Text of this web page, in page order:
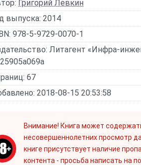
Григорий Левкин
выпуска: 2014
978-5-9729-0070-1
Литагент «Инфра-
67
2018-08-15 20:53:58
Внимание! Книга может
несовершеннолетних просмотр
книге присутствует наличие
контента - просьба написать на